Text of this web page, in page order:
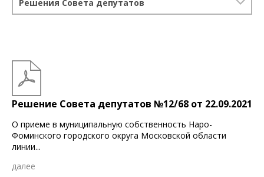
Решения Совета депутатов
Решение Совета депутатов №12/68 от 22.09.2021
О приеме в муниципальную собственность Наро-
Фоминского городского округа Московской области
линии...
далее